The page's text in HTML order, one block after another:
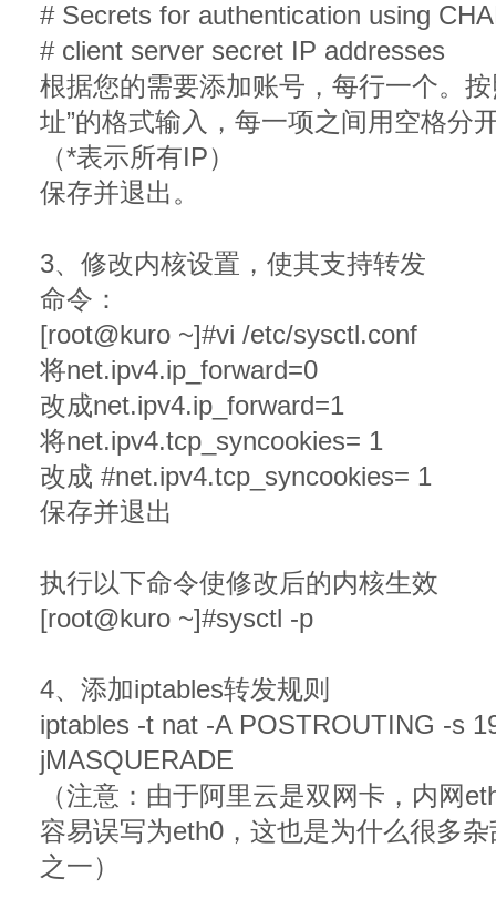
# Secrets for authentication using
# client server secret IP addresses
根据您的需要添加账号，每行一个。
址”的格式输入，每一项之间用空格分
（*表示所有IP）
保存并退出。
3、修改内核设置，使其支持转发
命令：
[root@kuro ~]#vi /etc/sysctl.conf
将net.ipv4.ip_forward=0
改成net.ipv4.ip_forward=1
将net.ipv4.tcp_syncookies= 1
改成 #net.ipv4.tcp_syncookies= 1
保存并退出
执行以下命令使修改后的内核生效
[root@kuro ~]#sysctl -p
4、添加iptables转发规则
iptables -t nat -A POSTROUTING -s
jMASQUERADE
（注意：由于阿里云是双网卡，内网
容易误写为eth0，这也是为什么很多
之一）